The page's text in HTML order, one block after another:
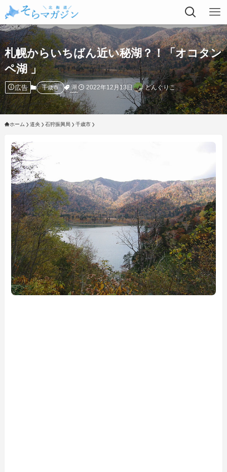
札幌からいちばん近い秘湖？！「オコタン
ペ湖 」
広告 千歳市 湖 2022年12月13日 どんぐりこ
ホーム 道央 石狩振興局 千歳市